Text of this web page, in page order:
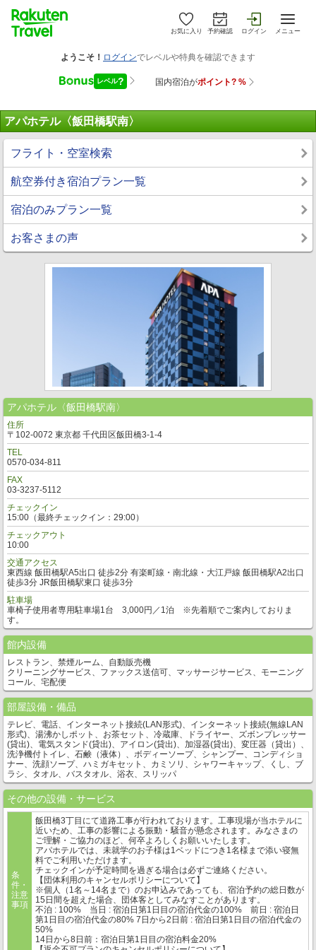
お気に入り 予約確認 ログイン メニュー
アパホテル〈飯田橋駅南〉
フライト・空室検索
航空券付き宿泊プラン一覧
宿泊のみプラン一覧
お客さまの声
アパホテル〈飯田橋駅南〉
住所
〒102-0072 東京都 千代田区飯田橋3-1-4
TEL
0570-034-811
FAX
03-3237-5112
チェックイン
15:00（最終チェックイン：29:00）
チェックアウト
10:00
交通アクセス
東西線 飯田橋駅A5出口 徒歩2分 有楽町線・南北線・大江戸線 飯田橋駅A2出口
徒歩3分 JR飯田橋駅東口 徒歩3分
駐車場
車椅子使用者専用駐車場1台 3,000円／1泊 ※先着順でご案内しておりま
す。
館内設備
レストラン、禁煙ルーム、自動販売機
クリーニングサービス、ファックス送信可、マッサージサービス、モーニング
コール、宅配便
部屋設備・備品
テレビ、電話、インターネット接続(LAN形式)、インターネット接続(無線LAN
形式)、湯沸かしポット、お茶セット、冷蔵庫、ドライヤー、ズボンプレッサー
(貸出)、電気スタンド(貸出)、アイロン(貸出)、加湿器(貸出)、変圧器（貸出）、
洗浄機付トイレ、石鹸（液体）、ボディーソープ、シャンプー、コンディショ
ナー、洗顔ソープ、ハミガキセット、カミソリ、シャワーキャップ、くし、ブ
ラシ、タオル、バスタオル、浴衣、スリッパ
その他の設備・サービス
条
件・
注意
事項
飯田橋3丁目にて道路工事が行われております。工事現場が当ホテルに
近いため、工事の影響による振動・騒音が懸念されます。みなさまの
ご理解・ご協力のほど、何卒よろしくお願いいたします。
アパホテルでは、未就学のお子様は1ベッドにつき1名様まで添い寝無
料でご利用いただけます。
チェックインが予定時間を過ぎる場合は必ずご連絡ください。
【団体利用のキャンセルポリシーについて】
※個人（1名～14名まで）のお申込みであっても、宿泊予約の総日数が
15日間を超えた場合、団体客としてみなすことがあります。
不泊 : 100% 当日 : 宿泊日第1日目の宿泊代金の100% 前日 : 宿泊日
第1日目の宿泊代金の80% 7日から2日前 : 宿泊日第1日目の宿泊代金の
50%
14日から8日前：宿泊日第1日目の宿泊料金20%